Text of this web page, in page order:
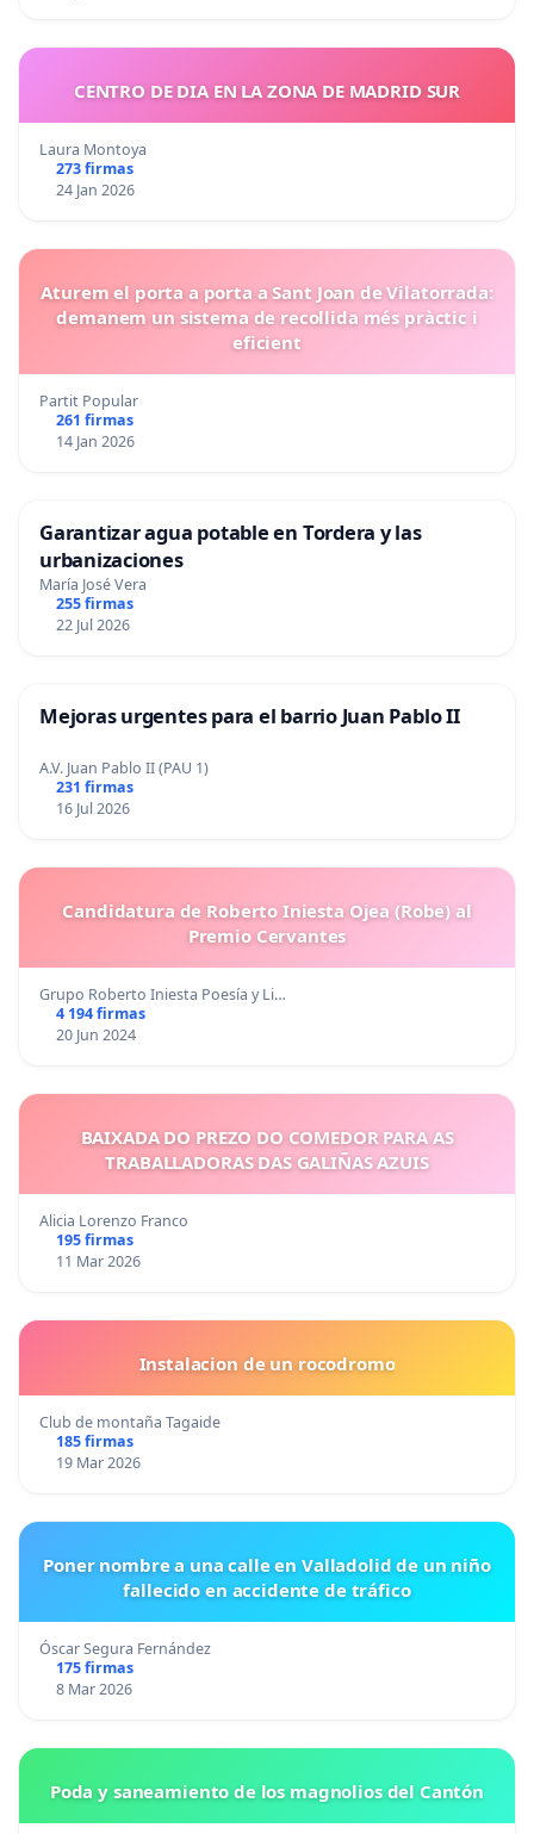
CENTRO DE DIA EN LA ZONA DE MADRID SUR
Laura Montoya
273 firmas
24 Jan 2026
Aturem el porta a porta a Sant Joan de Vilatorrada:
demanem un sistema de recollida més pràctic i
eficient
Partit Popular
261 firmas
14 Jan 2026
Garantizar agua potable en Tordera y las
urbanizaciones
María José Vera
255 firmas
22 Jul 2026
Mejoras urgentes para el barrio Juan Pablo II
A.V. Juan Pablo II (PAU 1)
231 firmas
16 Jul 2026
Candidatura de Roberto Iniesta Ojea (Robe) al
Premio Cervantes
Grupo Roberto Iniesta Poesía y Li…
4 194 firmas
20 Jun 2024
BAIXADA DO PREZO DO COMEDOR PARA AS
TRABALLADORAS DAS GALIÑAS AZUIS
Alicia Lorenzo Franco
195 firmas
11 Mar 2026
Instalacion de un rocodromo
Club de montaña Tagaide
185 firmas
19 Mar 2026
Poner nombre a una calle en Valladolid de un niño
fallecido en accidente de tráfico
Óscar Segura Fernández
175 firmas
8 Mar 2026
Poda y saneamiento de los magnolios del Cantón